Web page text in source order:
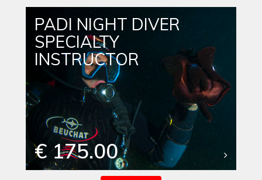
PADI NIGHT DIVER
SPECIALTY
INSTRUCTOR
€ 175.00